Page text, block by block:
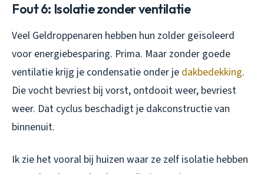
Fout 6: Isolatie zonder ventilatie
Veel Geldroppenaren hebben hun zolder geïsoleerd
voor energiebesparing. Prima. Maar zonder goede
ventilatie krijg je condensatie onder je dakbedekking.
Die vocht bevriest bij vorst, ontdooit weer, bevriest
weer. Dat cyclus beschadigt je dakconstructie van
binnenuit.
Ik zie het vooral bij huizen waar ze zelf isolatie hebben